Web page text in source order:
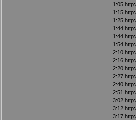
1:05
1:15
1:25
1:44
1:44
1:54
2:10
2:16
2:20
2:27
2:40
2:51
3:02
3:12
3:17